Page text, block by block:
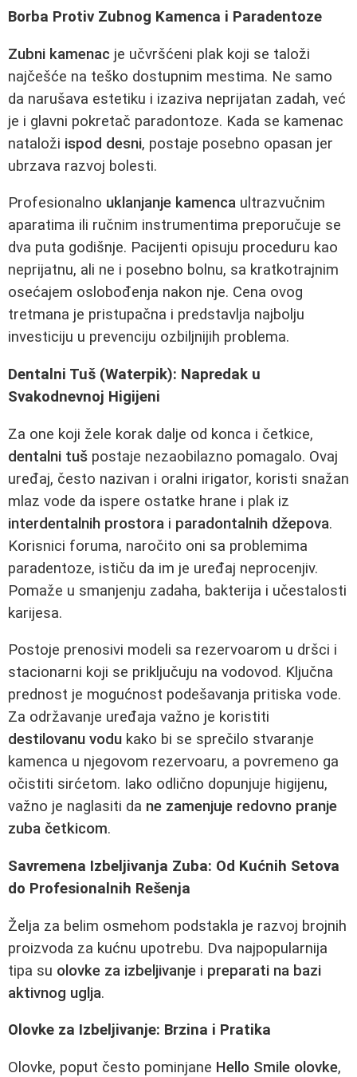
Borba Protiv Zubnog Kamenca i Paradentoze
Zubni kamenac je učvršćeni plak koji se taloži
najčešće na teško dostupnim mestima. Ne samo
da narušava estetiku i izaziva neprijatan zadah, već
je i glavni pokretač paradontoze. Kada se kamenac
nataloži ispod desni, postaje posebno opasan jer
ubrzava razvoj bolesti.
Profesionalno uklanjanje kamenca ultrazvučnim
aparatima ili ručnim instrumentima preporučuje se
dva puta godišnje. Pacijenti opisuju proceduru kao
neprijatnu, ali ne i posebno bolnu, sa kratkotrajnim
osećajem oslobođenja nakon nje. Cena ovog
tretmana je pristupačna i predstavlja najbolju
investiciju u prevenciju ozbiljnijih problema.
Dentalni Tuš (Waterpik): Napredak u
Svakodnevnoj Higijeni
Za one koji žele korak dalje od konca i četkice,
dentalni tuš postaje nezaobilazno pomagalo. Ovaj
uređaj, često nazivan i oralni irigator, koristi snažan
mlaz vode da ispere ostatke hrane i plak iz
interdentalnih prostora i paradontalnih džepova.
Korisnici foruma, naročito oni sa problemima
paradentoze, ističu da im je uređaj neprocenjiv.
Pomaže u smanjenju zadaha, bakterija i učestalosti
karijesa.
Postoje prenosivi modeli sa rezervoarom u dršci i
stacionarni koji se priključuju na vodovod. Ključna
prednost je mogućnost podešavanja pritiska vode.
Za održavanje uređaja važno je koristiti
destilovanu vodu kako bi se sprečilo stvaranje
kamenca u njegovom rezervoaru, a povremeno ga
očistiti sirćetom. Iako odlično dopunjuje higijenu,
važno je naglasiti da ne zamenjuje redovno pranje
zuba četkicom.
Savremena Izbeljivanja Zuba: Od Kućnih Setova
do Profesionalnih Rešenja
Želja za belim osmehom podstakla je razvoj brojnih
proizvoda za kućnu upotrebu. Dva najpopularnija
tipa su olovke za izbeljivanje i preparati na bazi
aktivnog uglja.
Olovke za Izbeljivanje: Brzina i Pratika
Olovke, poput često pominjane Hello Smile olovke,